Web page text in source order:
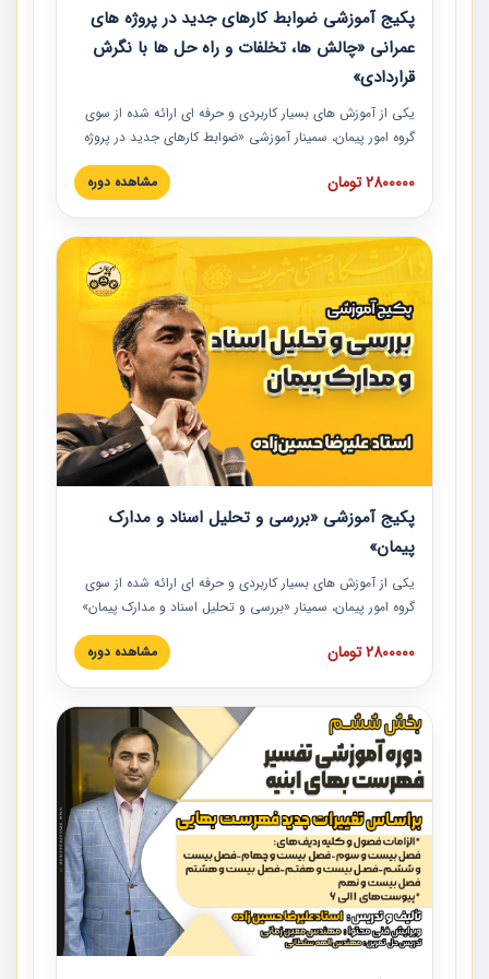
پکیج آموزشی ضوابط کارهای جدید در پروژه های
عمرانی «چالش ها، تخلفات و راه حل ها با نگرش
قراردادی»
یکی از آموزش‏‏‏‏‏‏ های بسیار کاربردی و حرفه‏ ای ارائه شده از سوی
گروه امور پیمان، سمینار آموزشی «ضوابط کارهای جدید در پروژه
های عمرانی» چالش ها، تخلفات و راه حل ها با نگرش قراردادی
است که در محل سندیکای شرکت های ساختمانی کشور ارائه شد.
مدارک پیمان به همراه تجربیات عملی ارائه شده است.
2800000 تومان مشاهده دوره
پکیج آموزشی «بررسی و تحلیل اسناد و مدارک
پیمان»
یکی از آموزش‏‏‏‏‏‏ های بسیار کاربردی و حرفه‏ ای ارائه شده از سوی
گروه امور پیمان، سمینار «بررسی و تحلیل اسناد و مدارک پیمان»
است که در دانشگاه صنعتی شریف ارائه شد. در این آموزش
نکات کلیدی مربوط به اسناد و مدارک پیمان، اولویت بندی اسناد
پیمان به همراه تجربیات عملی در این خصوص ارائه شده است.
2800000 تومان مشاهده دوره